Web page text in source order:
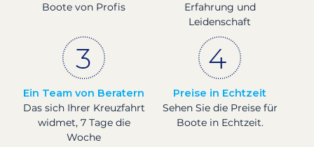
Boote von Profis
Erfahrung und
Leidenschaft
Ein Team von Beratern
Das sich Ihrer Kreuzfahrt
widmet, 7 Tage die
Woche
Preise in Echtzeit
Sehen Sie die Preise für
Boote in Echtzeit.